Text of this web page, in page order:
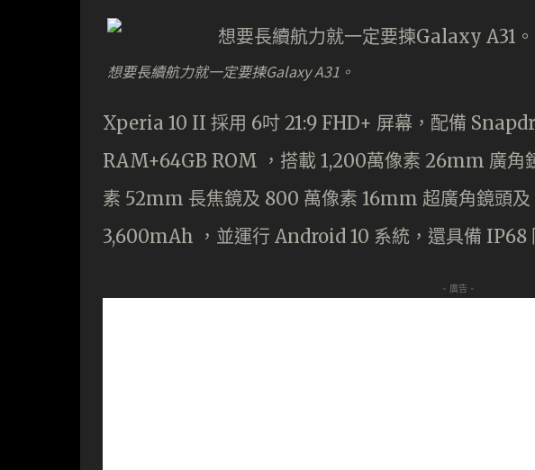
想要長續航力就一定要揀Galaxy A31。
Xperia 10 II 採用 6吋 21:9 FHD+ 屏幕，配備
RAM+64GB ROM ，搭載 1,200萬像素 26mm 廣角
素 52mm 長焦鏡及 800 萬像素 16mm 超廣角鏡頭
3,600mAh ，並運行 Android 10 系統，還具備 IP68
- 廣告 -